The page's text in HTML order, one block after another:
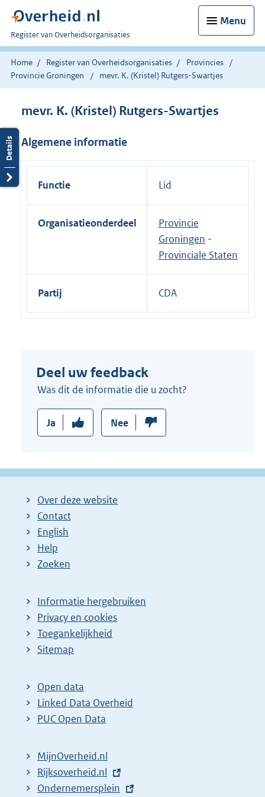
Menu
U
bent
nu
hier:
Register van Overheidsorganisaties
Home Register van Overheidsorganisaties
Provincies
Provincie Groningen
mevr. K. (Kristel) Rutgers-Swartjes
mevr. K. (Kristel) Rutgers-Swartjes
Algemene informatie
Functie Lid
Organisatieonderdeel
Provincie
Groningen -
Provinciale Staten
Partij CDA
Deel uw feedback
Was dit de informatie die u zocht?
Ja Nee
Over deze website
Contact
English
Help
Zoeken
Informatie hergebruiken
Privacy en cookies
Toegankelijkheid
Sitemap
Open data
Linked Data Overheid
PUC Open Data
MijnOverheid.nl
E
x
Rijksoverheid.nl
E
Ondernemersplein